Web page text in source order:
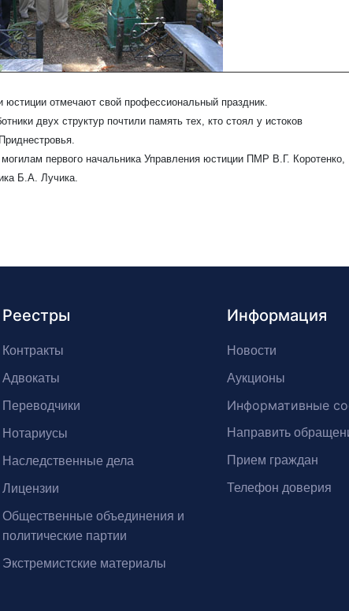
юстиции отмечают свой профессиональный праздник.
двух структур почтили память тех, кто стоял у истоков
первого начальника Управления юстиции ПМР В.Г. Коротенко,
Б.А. Лучика.
Реестры
Контракты
Адвокаты
Переводчики
Нотариусы
Наследственные дела
Лицензии
Общественные объединения и
политические партии
Экстремистские материалы
Информация
Новости
Аукционы
Информативные
Направить
Прием граждан
Телефон доверия